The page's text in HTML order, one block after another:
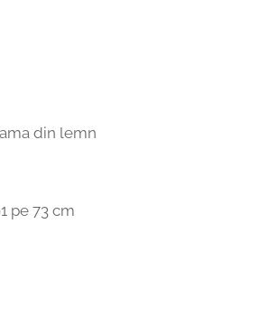
din lemn
pe 73 cm